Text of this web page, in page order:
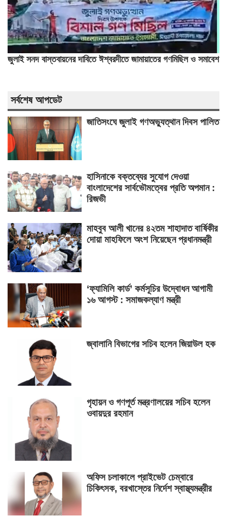
জুলাই সনদ বাস্তবায়নের দাবিতে ঈশ্বরদীতে জামায়াতের গণমিছিল ও সমাবেশ
সর্বশেষ আপডেট
জাতিসংঘে জুলাই গণঅভ্যুত্থান দিবস পালিত
হাসিনাকে বক্তব্যের সুযোগ দেওয়া
বাংলাদেশের সার্বভৌমত্বের প্রতি অপমান :
রিজভী
মাহবুব আলী খানের ৪২তম শাহাদাত বার্ষিকীর
দোয়া মাহফিলে অংশ নিয়েছেন প্রধানমন্ত্রী
‘ফ্যামিলি কার্ড’ কর্মসূচির উদ্বোধন আগামী
১৬ আগস্ট : সমাজকল্যাণ মন্ত্রী
জ্বালানি বিভাগের সচিব হলেন জিয়াউল হক
গৃহায়ন ও গণপূর্ত মন্ত্রণালয়ের সচিব হলেন
ওবায়দুর রহমান
অফিস চলাকালে প্রাইভেট চেম্বারে
চিকিৎসক, বরখাস্তের নির্দেশ স্বাস্থ্যমন্ত্রীর